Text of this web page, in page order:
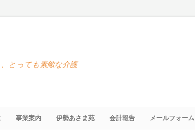
とっても素敵な介護
事業案内 伊勢あさま苑 会計報告 メールフォーム